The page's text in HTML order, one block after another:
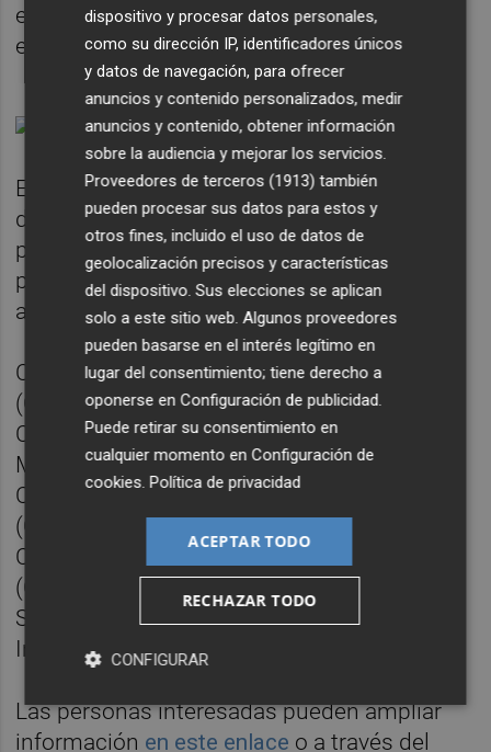
económicos y sociales que afectan al tejido
empresarial de la provincia de Castellón.
El convenio permitirá el lanzamiento y
desarrollo de cursos especializados y de
postgrado ya programados para este y los
próximos meses. Estos cursos corresponde
a:
Curso especializado en Agile Management
(CEAM) 23/abril/2021
Curso especializado en Key Account
Management (CEKAM) 21/mayo/2021
Curso especializado en Product Manager
(CEPM) 28/mayo/2021
Curso Especializado Publicidad Digital
(CEPD) 04/junio/2021
Senior Management Program in Digital
Innovation (SMPDI) 30/septiembre/2021
Las personas interesadas pueden ampliar
información en este enlace o a través del
dispositivo y procesar datos personales,
como su dirección IP, identificadores únicos
y datos de navegación, para ofrecer
anuncios y contenido personalizados, medir
anuncios y contenido, obtener información
sobre la audiencia y mejorar los servicios.
Proveedores de terceros (1913) también
pueden procesar sus datos para estos y
otros fines, incluido el uso de datos de
geolocalización precisos y características
del dispositivo. Sus elecciones se aplican
solo a este sitio web. Algunos proveedores
pueden basarse en el interés legítimo en
lugar del consentimiento; tiene derecho a
oponerse enConfiguración de publicidad.
Puede retirar su consentimiento en
cualquier momento enConfiguración de
cookies.Política de privacidad
ACEPTAR TODO
RECHAZAR TODO
CONFIGURAR